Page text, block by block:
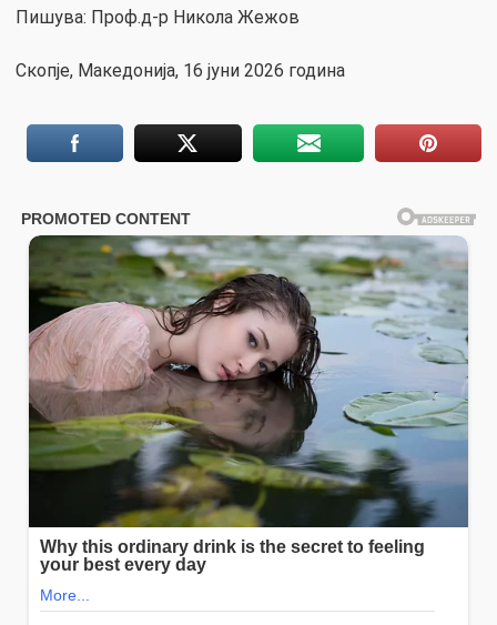
Пишува: Проф.д-р Никола Жежов
Скопје, Македонија, 16 јуни 2026 година